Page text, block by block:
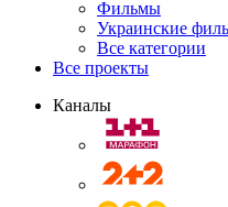
Фильмы
Украинские
Все категории
Все проекты
Каналы